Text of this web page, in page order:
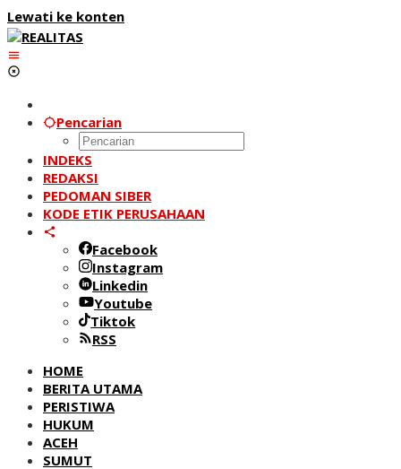
Lewati ke konten
Pencarian
INDEKS
REDAKSI
PEDOMAN SIBER
KODE ETIK PERUSAHAAN
Facebook
Instagram
Linkedin
Youtube
Tiktok
RSS
HOME
BERITA UTAMA
PERISTIWA
HUKUM
ACEH
SUMUT